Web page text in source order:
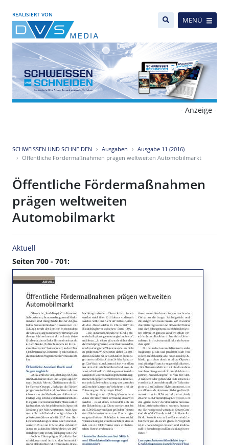
REALISIERT VON
MENÜ
- Anzeige -
SCHWEISSEN UND SCHNEIDEN Ausgaben
Ausgabe 11 (2016)
Öffentliche Fördermaßnahmen prägen weltweiten Automobilmarkt
Öffentliche Fördermaßnahmen
prägen weltweiten
Automobilmarkt
Aktuell
Seiten 700 - 701: